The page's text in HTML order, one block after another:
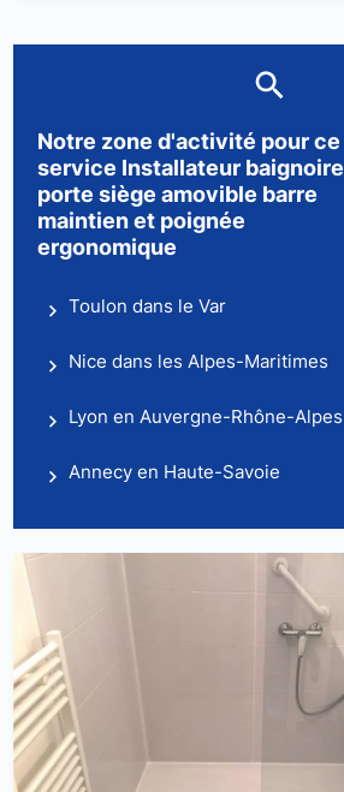
Notre zone d'activité pour ce
service Installateur baignoire
porte siège amovible barre
maintien et poignée
ergonomique
Toulon dans le Var
Nice dans les Alpes-Maritimes
Lyon en Auvergne-Rhône-Alpes
Annecy en Haute-Savoie